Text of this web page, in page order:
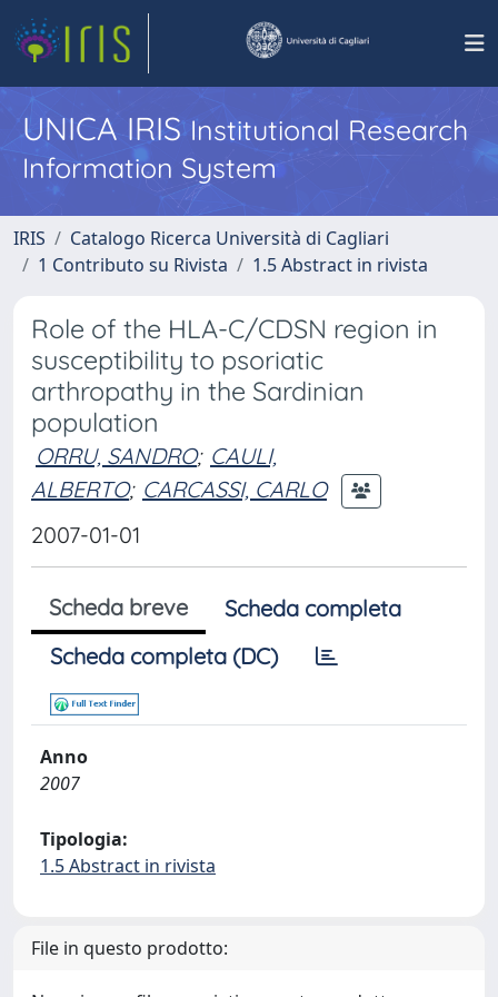
UNICA IRISInstitutional Research
Information System
IRIS
Catalogo Ricerca Università di Cagliari
1 Contributo su Rivista
1.5 Abstract in rivista
Role of the HLA-C/CDSN region in
susceptibility to psoriatic
arthropathy in the Sardinian
population
ORRU, SANDRO; CAULI,
ALBERTO; CARCASSI, CARLO
2007-01-01
Scheda breve
Scheda completa
Scheda completa (DC)
Anno
2007
Tipologia:
1.5 Abstract in rivista
File in questo prodotto: